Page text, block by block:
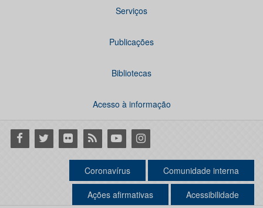
Serviços
Publicações
Bibliotecas
Acesso à informação
Facebook
Twitter Flickr RSS YoutubeInstagram
Coronavírus Comunidade interna
Ações afirmativas Acessibilidade